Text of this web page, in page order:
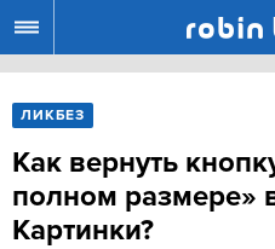
ЛИКБЕЗ
Как вернуть
полном размере»
Картинки?